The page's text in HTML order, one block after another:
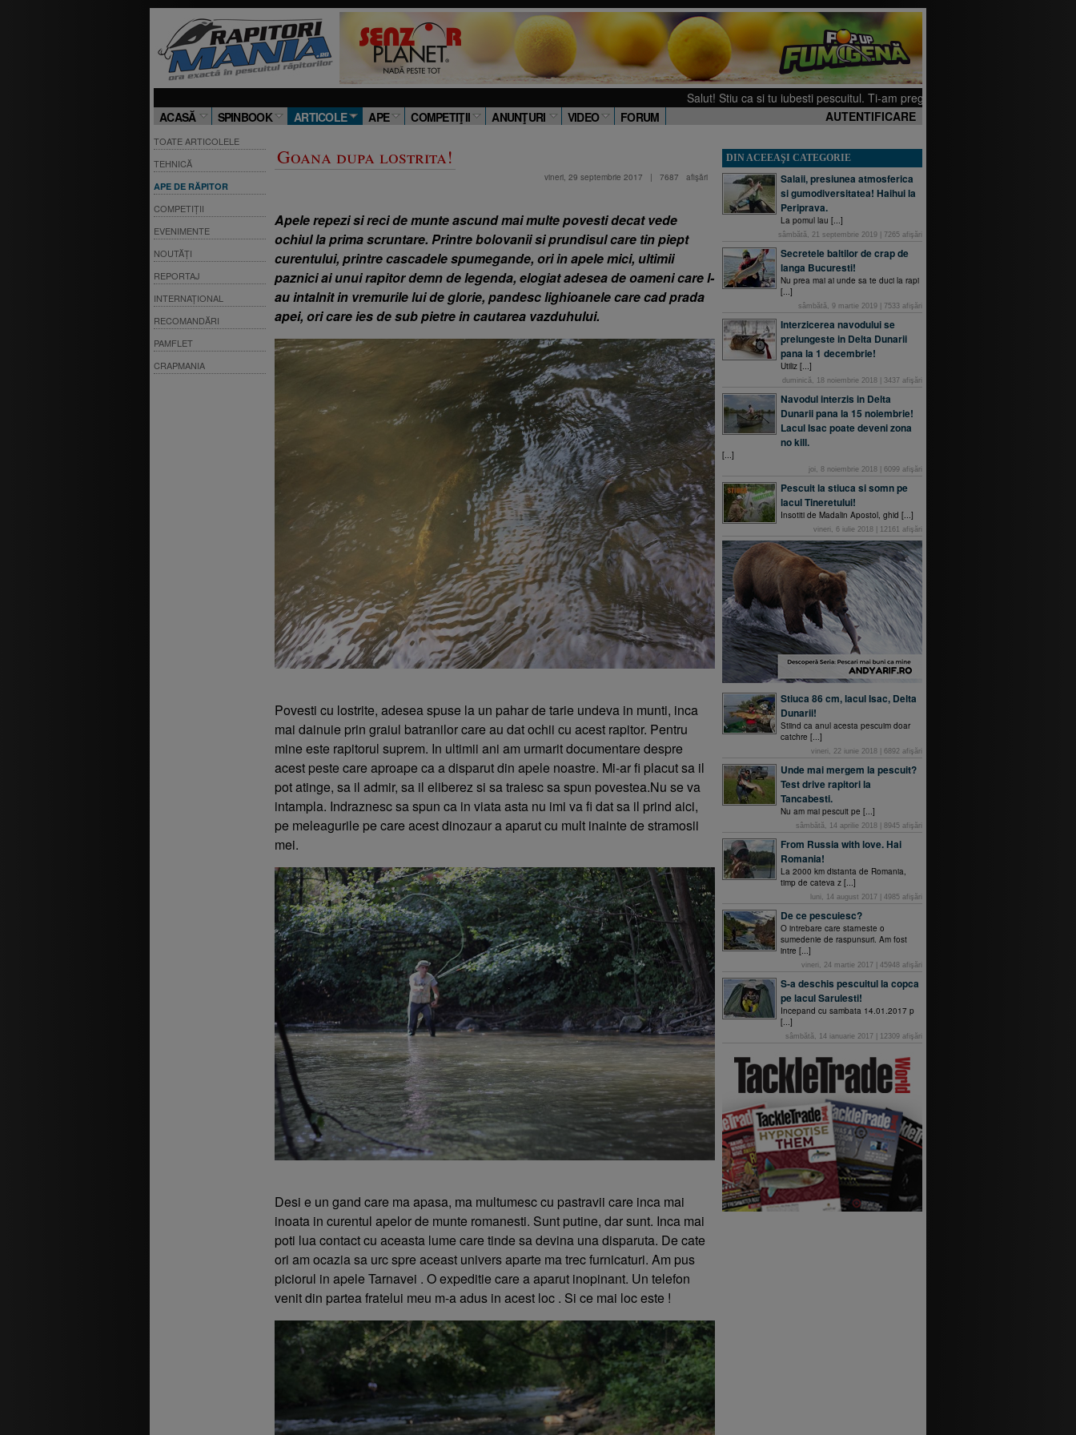
Salut! Stiu ca si tu iubesti pescuitul. Ti-am pregatit cateva filmulete pe canalul meu de
ACASĂ
SPINBOOK ARTICOLE APE COMPETIŢII ANUNŢURI VIDEO FORUM AUTENTIFICARE
TOATE ARTICOLELE
TEHNICĂ
APE DE RĂPITOR
COMPETIȚII
EVENIMENTE
NOUTĂȚI
REPORTAJ
INTERNAȚIONAL
RECOMANDĂRI
PAMFLET
CRAPMANIA
Goana dupa lostrita!
vineri, 29 septembrie 2017 | 7687 afişări
Apele repezi si reci de munte ascund mai multe povesti decat vede
ochiul la prima scruntare. Printre bolovanii si prundisul care tin piept
curentului, printre cascadele spumegande, ori in apele mici, ultimii
paznici ai unui rapitor demn de legenda, elogiat adesea de oameni care l-
au intalnit in vremurile lui de glorie, pandesc lighioanele care cad prada
apei, ori care ies de sub pietre in cautarea vazduhului.
Povesti cu lostrite, adesea spuse la un pahar de tarie undeva in munti, inca
mai dainuie prin graiul batranilor care au dat ochii cu acest rapitor. Pentru
mine este rapitorul suprem. In ultimii ani am urmarit documentare despre
acest peste care aproape ca a disparut din apele noastre. Mi-ar fi placut sa il
pot atinge, sa il admir, sa il eliberez si sa traiesc sa spun povestea.Nu se va
intampla. Indraznesc sa spun ca in viata asta nu imi va fi dat sa il prind aici,
pe meleagurile pe care acest dinozaur a aparut cu mult inainte de stramosii
mei.
Desi e un gand care ma apasa, ma multumesc cu pastravii care inca mai
inoata in curentul apelor de munte romanesti. Sunt putine, dar sunt. Inca mai
poti lua contact cu aceasta lume care tinde sa devina una disparuta. De cate
ori am ocazia sa urc spre aceast univers aparte ma trec furnicaturi. Am pus
piciorul in apele Tarnavei . O expeditie care a aparut inopinant. Un telefon
venit din partea fratelui meu m-a adus in acest loc . Si ce mai loc este !
DIN ACEEAŞI CATEGORIE
Salaii, presiunea atmosferica
si gumodiversitatea! Haihui la
Periprava.
La pomul lau [...]
sâmbătă, 21 septembrie 2019 7265 afişări
Secretele baltilor de crap de
langa Bucuresti!
Nu prea mai ai unde sa te duci la rapi
[...]
sâmbătă, 9 martie 2019 7533 afişări
Interzicerea navodului se
prelungeste in Delta Dunarii
pana la 1 decembrie!
Utiliz [...]
duminică, 18 noiembrie 2018 3437 afişări
Navodul interzis in Delta
Dunarii pana la 15 noiembrie!
Lacul Isac poate deveni zona
no kill.
[...]
joi, 8 noiembrie 2018 6099 afişări
Pescuit la stiuca si somn pe
lacul Tineretului!
Insotiti de Madalin Apostol, ghid [...]
vineri, 6 iulie 2018 12161 afişări
Stiuca 86 cm, lacul Isac, Delta
Dunarii!
Stiind ca anul acesta pescuim doar
catchre [...]
vineri, 22 iunie 2018 6892 afişări
Unde mai mergem la pescuit?
Test drive rapitori la
Tancabesti.
Nu am mai pescuit pe [...]
sâmbătă, 14 aprilie 2018 8945 afişări
From Russia with love. Hai
Romania!
La 2000 km distanta de Romania,
timp de cateva z [...]
luni, 14 august 2017 4985 afişări
De ce pescuiesc?
O intrebare care starneste o
sumedenie de raspunsuri. Am fost
intre [...]
vineri, 24 martie 2017 45948 afişări
S-a deschis pescuitul la copca
pe lacul Sarulesti!
Incepand cu sambata 14.01.2017 p
[...]
sâmbătă, 14 ianuarie 2017 12309 afişări